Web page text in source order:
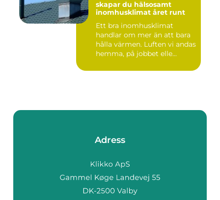
skapar du hälsosamt
inomhusklimat året runt
Ett bra inomhusklimat
handlar om mer än att bara
hålla värmen. Luften vi andas
hemma, på jobbet elle...
Adress